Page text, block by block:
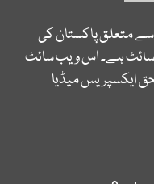
سے متعلق پاکستان کی
سائٹ ہے۔ اس ویب سائٹ
ایکسپریس میڈیا